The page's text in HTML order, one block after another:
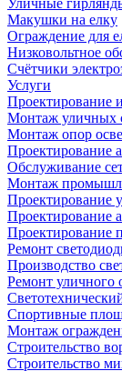
Уличные
Макушки на елку
Ограждение для
Низковольтное
Счётчики
Услуги
Проектирование
Монтаж уличных
Монтаж опор
Проектирование
Обслуживание
Монтаж
Проектирование
Проектирование
Проектирование
Ремонт
Производство
Ремонт уличного
Спортивные
Монтаж
Строительство
Строительство